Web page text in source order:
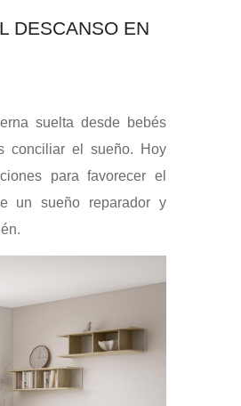
DESCANSO EN
suelta desde bebés
conciliar el sueño. Hoy
para favorecer el
un sueño reparador y